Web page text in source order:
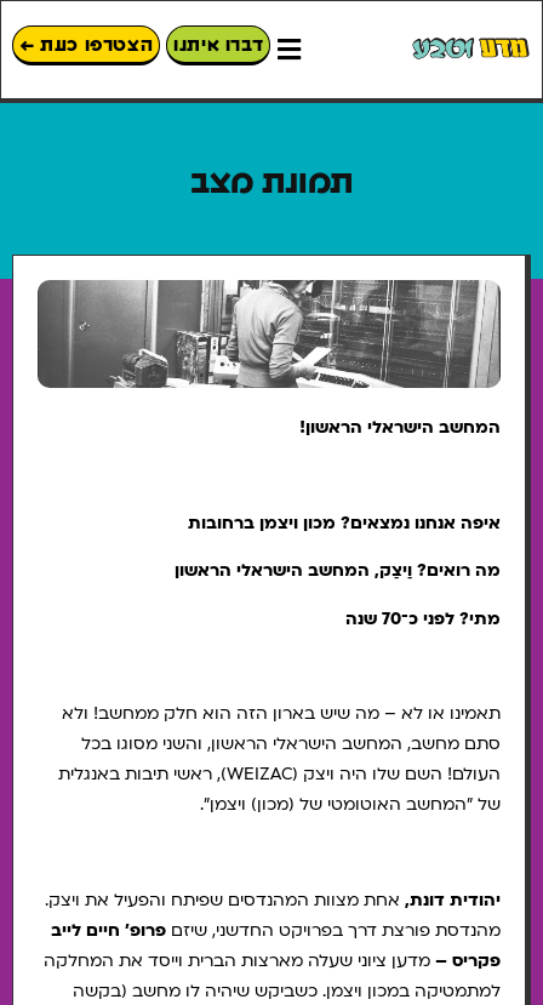
דברו איתנו הצטרפו כעת ←
תמונת מצב
המחשב הישראלי הראשון!
איפה אנחנו נמצאים? מכון ויצמן ברחובות
מה רואים? וַיצַק, המחשב הישראלי הראשון
מתי? לפני כ־70 שנה
תאמינו או לא – מה שיש בארון הזה הוא חלק ממחשב! ולא
סתם מחשב, המחשב הישראלי הראשון, והשני מסוגו בכל
העולם! השם שלו היה ויצק (WEIZAC), ראשי תיבות באנגלית
של "המחשב האוטומטי של (מכון) ויצמן".
יהודית דונת, אחת מצוות המהנדסים שפיתח והפעיל את ויצק.
מהנדסת פורצת דרך בפרויקט החדשני, שיזם פרופ' חיים לייב
פקריס – מדען ציוני שעלה מארצות הברית וייסד את המחלקה
למתמטיקה במכון ויצמן. כשביקש שיהיה לו מחשב (בקשה